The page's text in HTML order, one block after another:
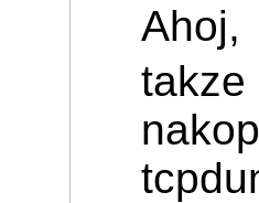
Ahoj,
takze